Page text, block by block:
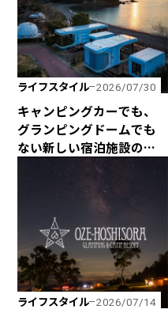
ライフスタイル 2026/07/30
キャンピングカーでも、
グランピングドームでも
ない新しい宿泊施設のカ
タチ！ 海と山に囲まれた
熊野の最新型カプセルハ
ウス「ザ・グランスイー
ト」
ライフスタイル 2026/07/14